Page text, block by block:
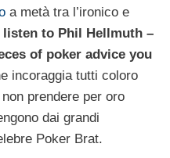
a metà tra l’ironico e
listen to Phil Hellmuth –
of poker advice you
incoraggia tutti coloro
prendere per oro
dai grandi
Poker Brat.